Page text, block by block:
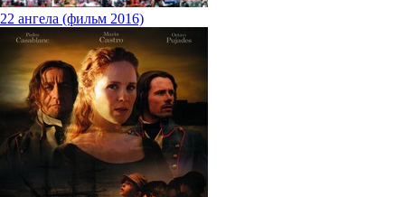
22 ангела (фильм 2016)